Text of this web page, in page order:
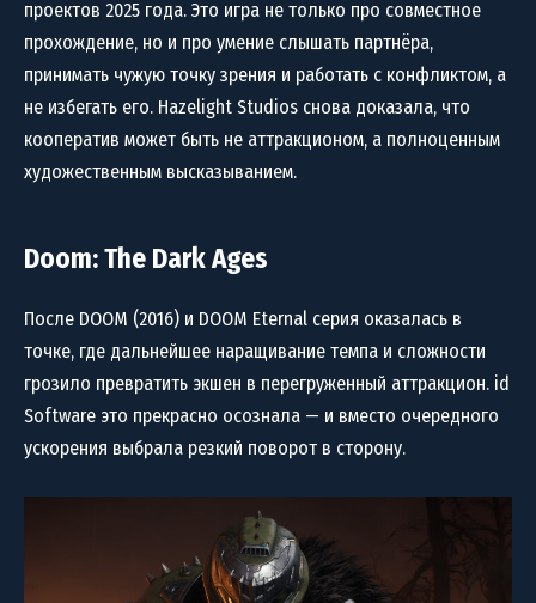
проектов 2025 года. Это игра не только про совместное
прохождение, но и про умение слышать партнёра,
принимать чужую точку зрения и работать с конфликтом, а
не избегать его. Hazelight Studios снова доказала, что
кооператив может быть не аттракционом, а полноценным
художественным высказыванием.
Doom: The Dark Ages
После DOOM (2016) и DOOM Eternal серия оказалась в
точке, где дальнейшее наращивание темпа и сложности
грозило превратить экшен в перегруженный аттракцион. id
Software это прекрасно осознала — и вместо очередного
ускорения выбрала резкий поворот в сторону.